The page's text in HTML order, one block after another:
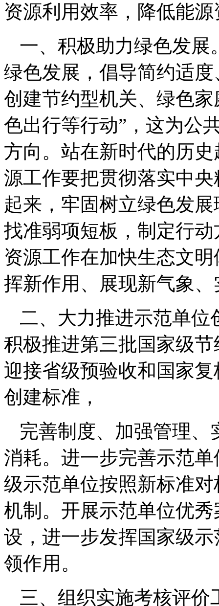
资源利用效率，降低能
一、积极助力绿色发展
绿色发展，倡导简约适
创建节约型机关、绿色
色出行等行动”，这为公
方向。站在新时代的历
源工作要把贯彻落实中
起来，牢固树立绿色发
找准弱项短板，制定行
资源工作在加快生态文
挥新作用、展现新气象
二、大力推进示范单位
积极推进第三批国家级
迎接省级预验收和国家
创建标准，
完善制度、加强管理
消耗。进一步完善示范
级示范单位按照新标准
机制。开展示范单位优
设，进一步发挥国家级
领作用。
三、组织实施考核评价